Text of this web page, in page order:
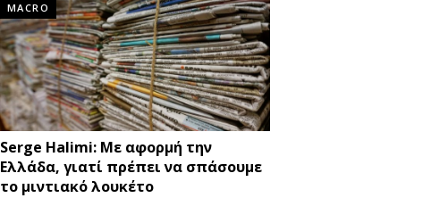
MACRO
Serge Halimi: Με αφορμή την
Ελλάδα, γιατί πρέπει να σπάσουμε
το μιντιακό λουκέτο